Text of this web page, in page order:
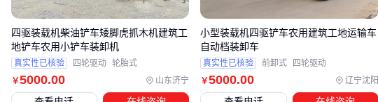
矿山井下作业：防爆设计和紧凑机身是关键，应选择专门定
制的井下内燃铲运机
，避免普通型号的安全隐患。
农业或轻型物料处理：对动力要求较低的小型柴油铲车更经
济，但需注意液压系统和铲斗的适配性。
￥5000.00 山东济宁
四驱装载机柴油铲车矮脚虎抓木机建筑工
地铲车农用小铲车装卸机
真实性已核验 四轮驱动 轮胎式
￥5000.00 辽宁沈阳
小型装载机四驱铲车农用建筑工地运输车
自动档装卸车
真实性已核验 前卸式 四轮驱动